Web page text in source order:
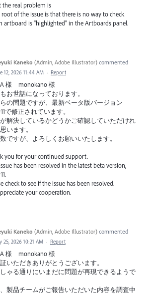
the real problem is
root of the issue is that there is no way to check
artboard is "highlighted" in the Artboards panel.
Kaneko (Admin, Adobe Illustrator) commented
12, 2026 11:44 AM · Report
様 monokano 様
お世話になっております。
の問題ですが、最新ベータ版バージョン
で修正されています。
解決しているかどうかご確認していただけれ
います。
ですが、よろしくお願いいたします。
you for your continued support.
has been resolved in the latest beta version,
check to see if the issue has been resolved.
your cooperation.
Kaneko (Admin, Adobe Illustrator) commented
25, 2026 10:21 AM · Report
様 monokano 様
いただきありがとうございます。
ゃる通りにいまだに問題が再現できるようで
製品チームがご報告いただいた内容を調査中